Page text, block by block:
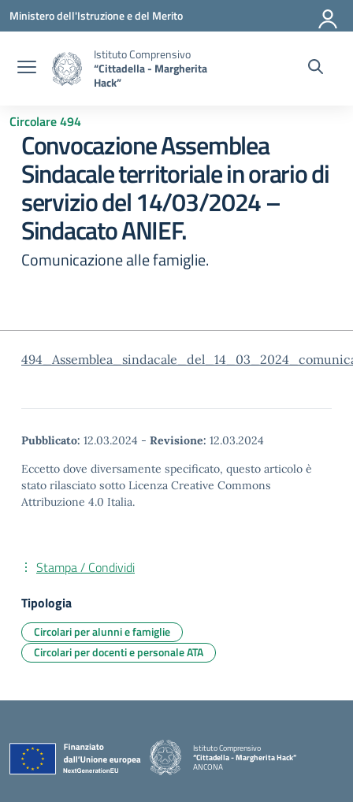
Vai ai contenuti
Vai al menu di navigazione
Vai al footer
Ministero dell'Istruzione e del Merito
Istituto Comprensivo
“Cittadella - Margherita
Hack”
Circolare 494
Convocazione Assemblea
Sindacale territoriale in orario di
servizio del 14/03/2024 –
Sindacato ANIEF.
Comunicazione alle famiglie.
Pubblicato: 12.03.2024 - Revisione: 12.03.2024
Eccetto dove diversamente specificato, questo articolo è
stato rilasciato sotto Licenza Creative Commons
Attribuzione 4.0 Italia.
Stampa / Condividi
Tipologia
Circolari per alunni e famiglie
Circolari per docenti e personale ATA
Istituto Comprensivo
“Cittadella - Margherita Hack”
ANCONA